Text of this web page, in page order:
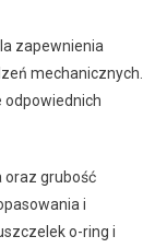
zapewnienia
mechanicznych.
odpowiednich
oraz grubość
i
o-ring i